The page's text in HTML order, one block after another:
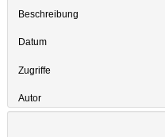
Beschreibung
Datum
Zugriffe
Autor